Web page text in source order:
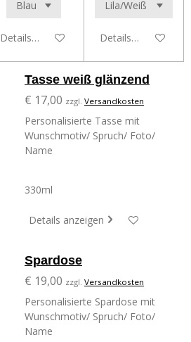
Details anzeigen Details anzeigen
Tasse weiß glänzend
€ 17,00 zzgl. Versandkosten
Personalisierte Tasse mit
Wunschmotiv/ Spruch/ Foto/
Name
330ml
Details anzeigen
Spardose
€ 19,00 zzgl. Versandkosten
Personalisierte Spardose mit
Wunschmotiv/ Spruch/ Foto/
Name